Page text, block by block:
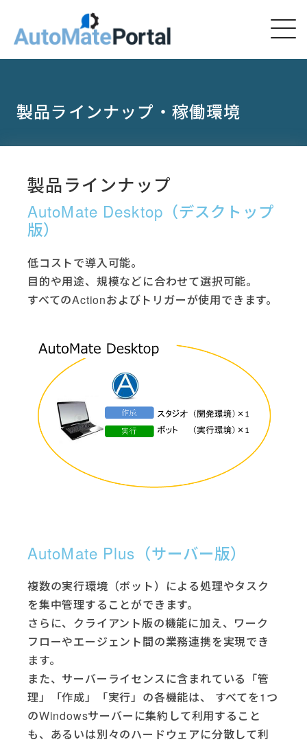
製品ラインナップ・稼働環境
製品ラインナップ
AutoMate Desktop​（デスクトップ
版）
低コストで導入可能。
目的や用途、規模などに合わせて選択可能。
すべてのActionおよびトリガーが使用できます。
AutoMate Plus（サーバー版）
複数の実行環境（ボット）による処理やタスク
を集中管理することができます。
さらに、クライアント版の機能に加え、ワーク
フローやエージェント間の業務連携を実現でき
ます。
また、サーバーライセンスに含まれている「管
理」「作成」「実行」の各機能は、 すべてを1つ
のWindowsサーバーに集約して利用すること
も、あるいは別々のハードウェアに分散して利